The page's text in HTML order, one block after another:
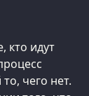
кто идут
чего нет.